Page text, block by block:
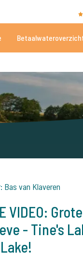
Bas van Klaveren
VIDEO:
- Tine's